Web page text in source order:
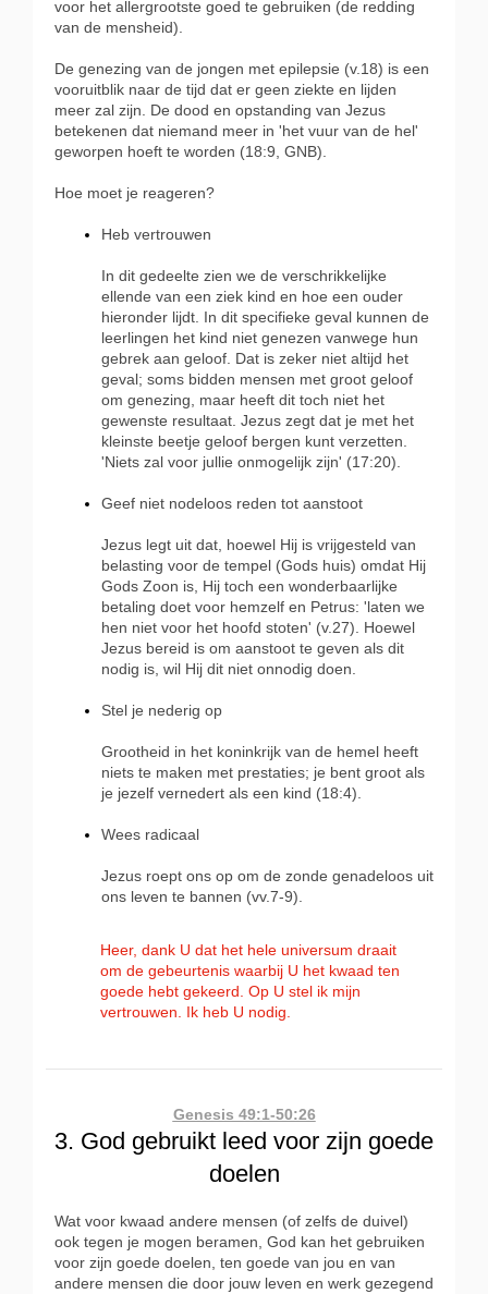
voor het allergrootste goed te gebruiken (de redding
van de mensheid).
De genezing van de jongen met epilepsie (v.18) is een
vooruitblik naar de tijd dat er geen ziekte en lijden
meer zal zijn. De dood en opstanding van Jezus
betekenen dat niemand meer in 'het vuur van de hel'
geworpen hoeft te worden (18:9, GNB).
Hoe moet je reageren?
Heb vertrouwen
In dit gedeelte zien we de verschrikkelijke
ellende van een ziek kind en hoe een ouder
hieronder lijdt. In dit specifieke geval kunnen de
leerlingen het kind niet genezen vanwege hun
gebrek aan geloof. Dat is zeker niet altijd het
geval; soms bidden mensen met groot geloof
om genezing, maar heeft dit toch niet het
gewenste resultaat. Jezus zegt dat je met het
kleinste beetje geloof bergen kunt verzetten.
'Niets zal voor jullie onmogelijk zijn' (17:20).
Geef niet nodeloos reden tot aanstoot
Jezus legt uit dat, hoewel Hij is vrijgesteld van
belasting voor de tempel (Gods huis) omdat Hij
Gods Zoon is, Hij toch een wonderbaarlijke
betaling doet voor hemzelf en Petrus: 'laten we
hen niet voor het hoofd stoten' (v.27). Hoewel
Jezus bereid is om aanstoot te geven als dit
nodig is, wil Hij dit niet onnodig doen.
Stel je nederig op
Grootheid in het koninkrijk van de hemel heeft
niets te maken met prestaties; je bent groot als
je jezelf vernedert als een kind (18:4).
Wees radicaal
Jezus roept ons op om de zonde genadeloos uit
ons leven te bannen (vv.7-9).
Heer, dank U dat het hele universum draait
om de gebeurtenis waarbij U het kwaad ten
goede hebt gekeerd. Op U stel ik mijn
vertrouwen. Ik heb U nodig.
Genesis 49:1-50:26
3. God gebruikt leed voor zijn goede
doelen
Wat voor kwaad andere mensen (of zelfs de duivel)
ook tegen je mogen beramen, God kan het gebruiken
voor zijn goede doelen, ten goede van jou en van
andere mensen die door jouw leven en werk gezegend